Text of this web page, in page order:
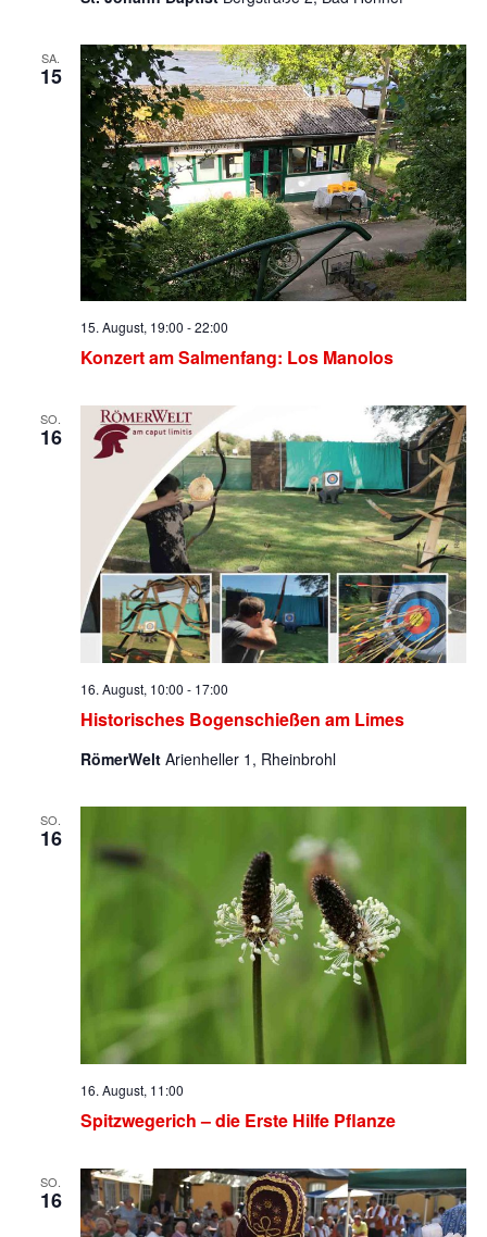
SA.
15
Konzert am Salmenfang: Los Manolos
15. August, 19:00 -22:00
SO.
16
Historisches Bogenschießen am Limes
16. August, 10:00 - 17:00
RömerWelt Arienheller 1, Rheinbrohl
SO.
16
Spitzwegerich – die Erste Hilfe Pflanze
16. August, 11:00
SO.
16